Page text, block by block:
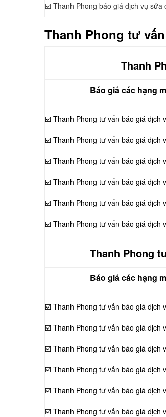
☑️ Thanh Phong báo giá dịch vụ
Thanh Phong tư
Thanh
Báo giá các hạng
☑️ Thanh Phong tư vấn báo giá dịch
☑️ Thanh Phong tư vấn báo giá dịch
☑️ Thanh Phong tư vấn báo giá dịch
☑️ Thanh Phong tư vấn báo giá dịch
☑️ Thanh Phong tư vấn báo giá dịch
☑️ Thanh Phong tư vấn báo giá dịch
Thanh Phong
Báo giá các hạng
☑️ Thanh Phong tư vấn báo giá dịch
☑️ Thanh Phong tư vấn báo giá dịch
☑️ Thanh Phong tư vấn báo giá dịch
☑️ Thanh Phong tư vấn báo giá dịch
☑️ Thanh Phong tư vấn báo giá dịch
☑️ Thanh Phong tư vấn báo giá dịch